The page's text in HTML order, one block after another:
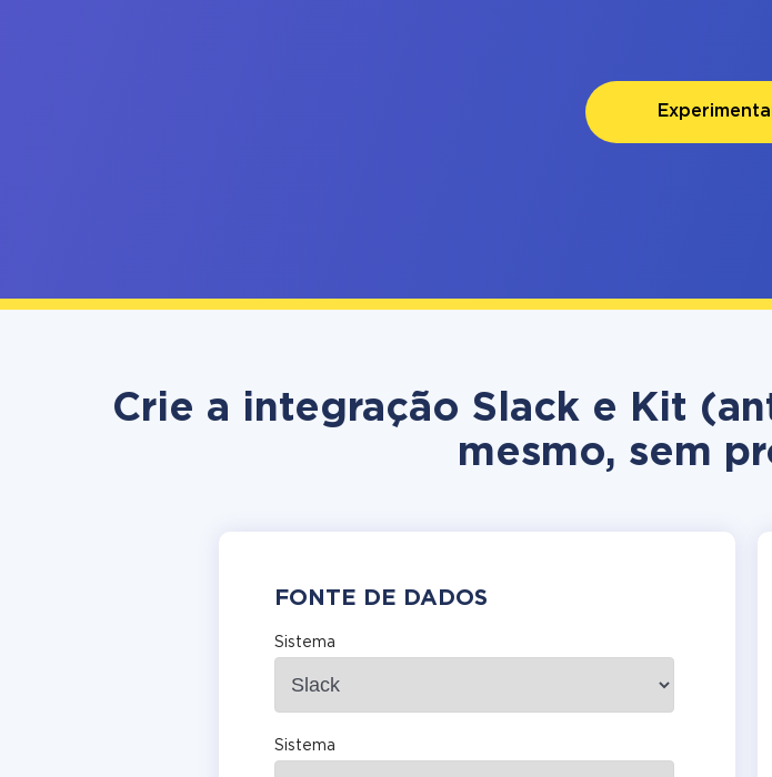
Crie a integração Slack e Kit
mesmo, sem
FONTE DE DADOS
Sistema
Sistema